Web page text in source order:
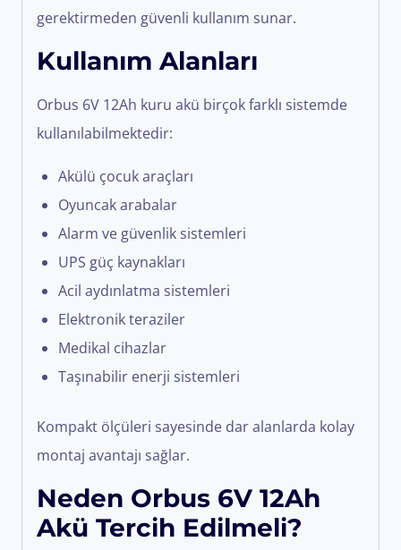
gerektirmeden güvenli kullanım sunar.
Kullanım Alanları
Orbus 6V 12Ah kuru akü birçok farklı sistemde
kullanılabilmektedir:
Akülü çocuk araçları
Oyuncak arabalar
Alarm ve güvenlik sistemleri
UPS güç kaynakları
Acil aydınlatma sistemleri
Elektronik teraziler
Medikal cihazlar
Taşınabilir enerji sistemleri
Kompakt ölçüleri sayesinde dar alanlarda kolay
montaj avantajı sağlar.
Neden Orbus 6V 12Ah
Akü Tercih Edilmeli?